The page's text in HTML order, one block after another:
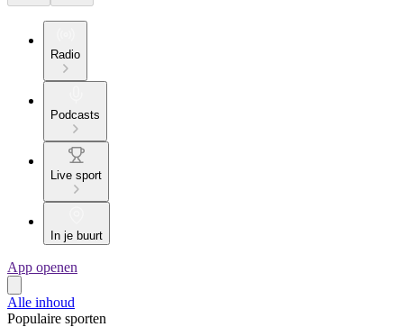
Radio
Podcasts
Live sport
In je buurt
App openen
Alle inhoud
Populaire sporten